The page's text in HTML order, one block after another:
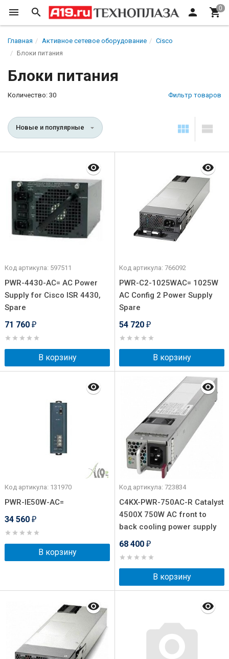
Главная Активное сетевое оборудование
Cisco
Блоки питания
Блоки питания
Количество: 30 Фильтр товаров
Новые и популярные
Код артикула: 597511
PWR-4430-AC= AC Power
Supply for Cisco ISR 4430,
Spare
71 760 ₽
В корзину
Код артикула: 766092
PWR-C2-1025WAC= 1025W
AC Config 2 Power Supply
Spare
54 720 ₽
В корзину
Код артикула: 131970
PWR-IE50W-AC=
34 560 ₽
В корзину
Код артикула: 723834
C4KX-PWR-750AC-R Catalyst
4500X 750W AC front to
back cooling power supply
68 400 ₽
В корзину